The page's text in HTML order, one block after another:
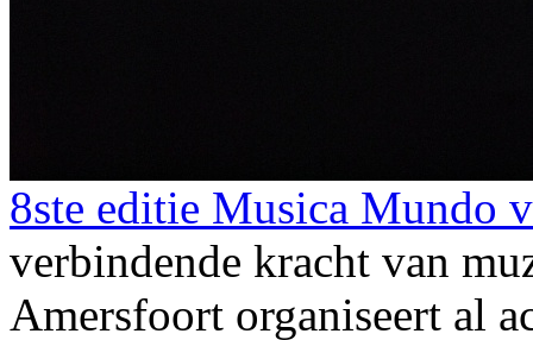
8ste editie Musica Mundo
verbindende kracht van
Amersfoort organiseert al